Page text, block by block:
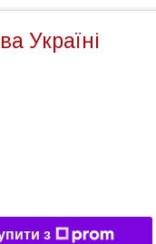
Україні
з